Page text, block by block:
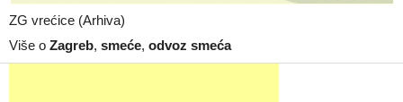
ZG vrećice (Arhiva)
Više o Zagreb, smeće, odvoz smeća